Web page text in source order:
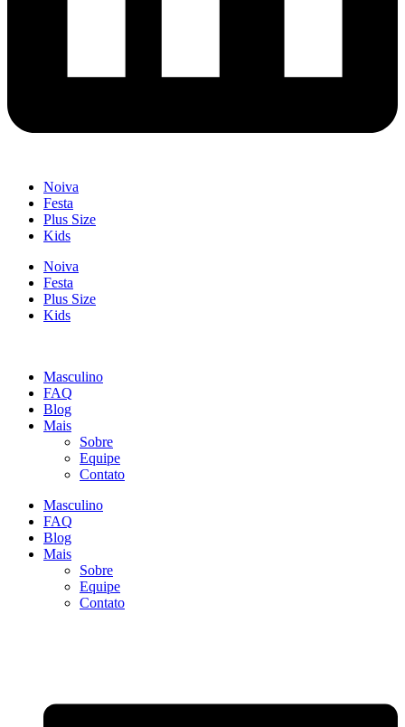
Noiva
Festa
Plus Size
Kids
Noiva
Festa
Plus Size
Kids
Masculino
FAQ
Blog
Mais
Sobre
Equipe
Contato
Masculino
FAQ
Blog
Mais
Sobre
Equipe
Contato